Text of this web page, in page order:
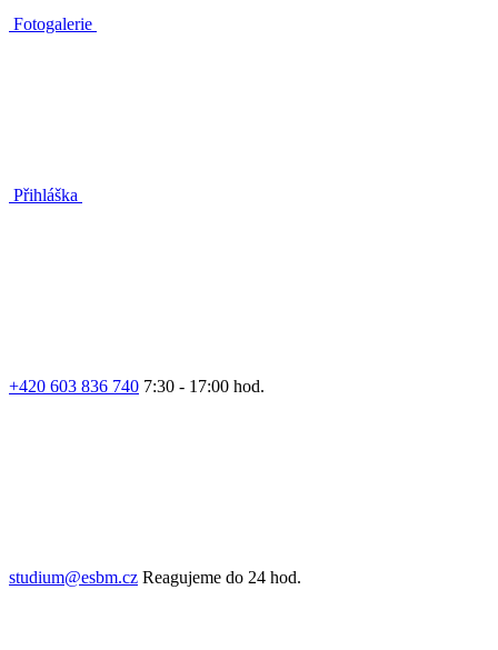
Fotogalerie
Přihláška
+420 603 836 740 7:30 - 17:00 hod.
studium@esbm.cz Reagujeme do 24 hod.